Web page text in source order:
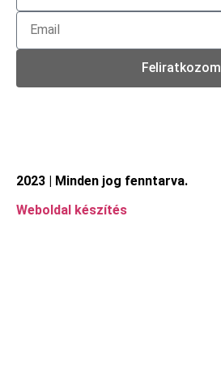
Feliratkozom
2023 | Minden jog fenntarva.
Weboldal készítés